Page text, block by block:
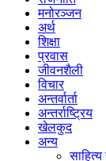
मनोरञ्जन
अर्थ
शिक्षा
प्रवास
जीवनशैली
विचार
अन्तर्वार्ता
अन्तर्राष्ट्रिय
खेलकुद
अन्य